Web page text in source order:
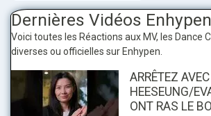
Dernières Vidéos
Voici toutes les Réactions aux MV, les Dance
diverses ou officielles sur Enhypen.
ARRÊTEZ
HEESEUNG/
ONT RAS LE